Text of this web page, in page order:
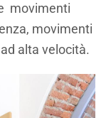
movimenti
movimenti
alta velocità.